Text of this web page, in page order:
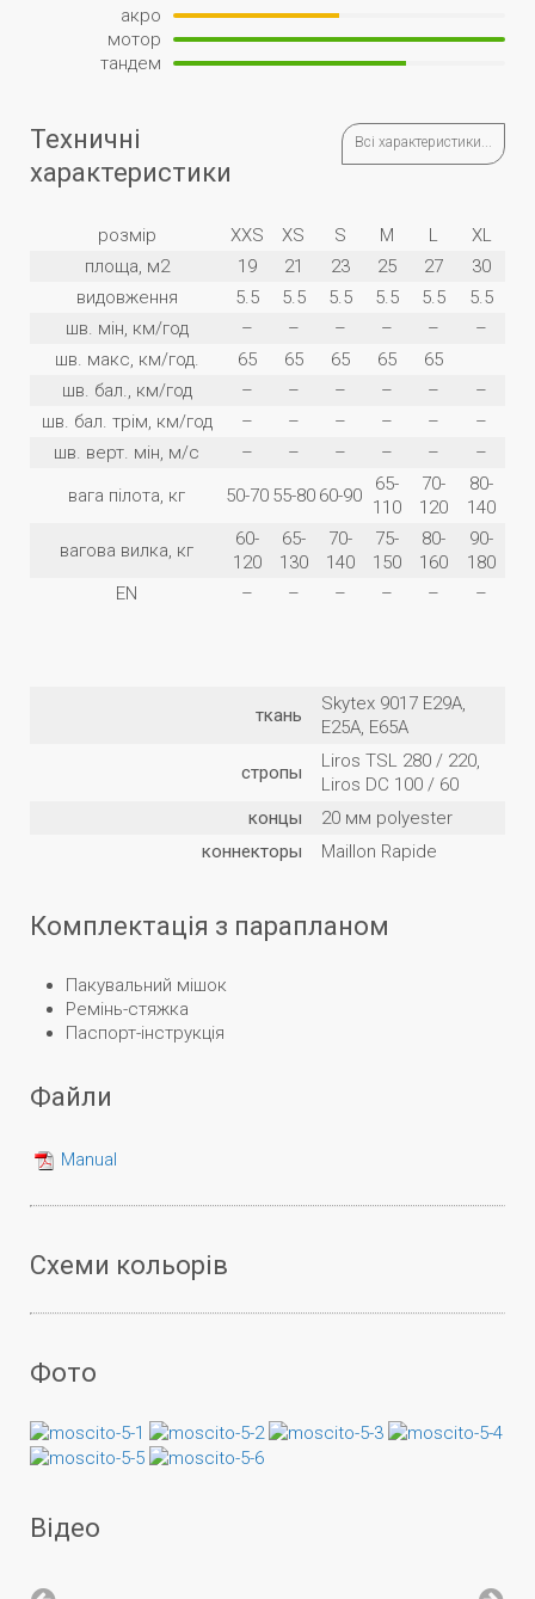
акро
мотор
тандем
Техничні
характеристики
Всі характеристики...
розмір XXS XS S M L
XL
площа, м2
19 21 23 25 27
30
видовження
5.5 5.5 5.5 5.5 5.5
5.5
шв. мін, км/год
– – – – –
–
шв. макс, км/год.
65 65 65 65
65
шв. бал., км/год
– – – – –
–
шв. бал. трім, км/год
– – – – –
–
шв. верт. мін, м/с
– – – – –
–
вага пілота, кг
50-70 55-80 60-90
65-
110
70-
120
80-
140
вагова вилка, кг
60-
120
65-
130
70-
140
75-
150
80-
160
90-
180
EN
– – – – – –
ткань
Skytex 9017 E29A,
E25A, E65A
стропы
Liros TSL 280 / 220,
Liros DC 100 / 60
концы
20 мм polyester
коннекторы
Maillon Rapide
Комплектація з парапланом
Пакувальний мішок
Ремінь-стяжка
Паспорт-інструкція
Файли
Manual
Схеми кольорів
Фото
Відео